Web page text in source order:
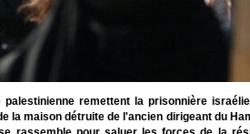
remettent la prisonnière
la maison détruite de l'ancien dirigeant du